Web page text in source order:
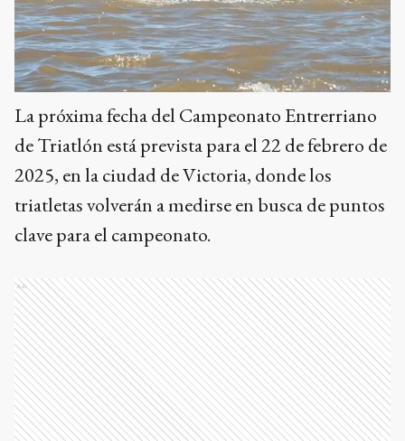
La próxima fecha del Campeonato Entrerriano
de Triatlón está prevista para el 22 de febrero de
2025, en la ciudad de Victoria, donde los
triatletas volverán a medirse en busca de puntos
clave para el campeonato.
Ads